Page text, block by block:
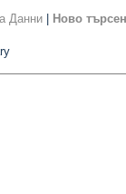
Данни Ново